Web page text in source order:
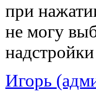
при
не могу
Игорь